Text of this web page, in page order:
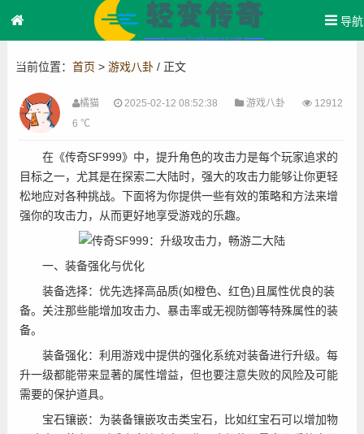
首
页
导航
当前位置： 首页 > 游戏八卦/ 正文
橘猫 2025-02-12 08:52:38 游戏八卦
12912
6 ℃
在《传奇SF999》中，提升角色的攻击力是每个玩家追求的
目标之一，尤其是在探索二大陆时，强大的攻击力能够让你更轻
松地应对各种挑战。下面将为你提供一些有效的策略和方法来增
强你的攻击力，从而更好地享受游戏的乐趣。
一、装备强化与优化
装备选择：优先选择高品质(如橙色、红色)且属性优良的装
备。关注那些能增加攻击力、暴击率或无视防御等特殊属性的装
备。
装备强化：利用游戏中提供的强化系统对装备进行升级。每
升一级都能带来显著的属性增益，但也要注意失败的风险及可能
需要的保护道具。
宝石镶嵌：为装备镶嵌攻击类宝石，比如红宝石可以增加物